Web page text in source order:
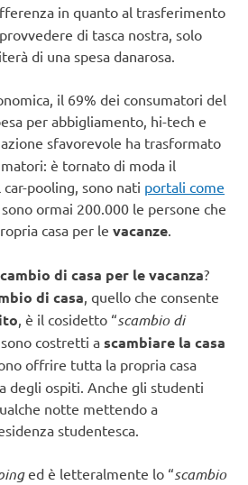
in quanto al trasferimento
di tasca nostra, solo
di una spesa danarosa.
il 69% dei consumatori del
per abbigliamento, hi-tech e
sfavorevole ha trasformato
è tornato di moda il
pooling, sono nati portali come
ormai 200.000 le persone che
casa per le vacanze
di casa per le vacanza?
di casa , quello che consente
, è il cosidetto “scambio di
costretti a scambiare la casa
offrire tutta la propria casa
degli ospiti. Anche gli studenti
notte mettendo a
studentesca.
ed è letteralmente lo “scambio